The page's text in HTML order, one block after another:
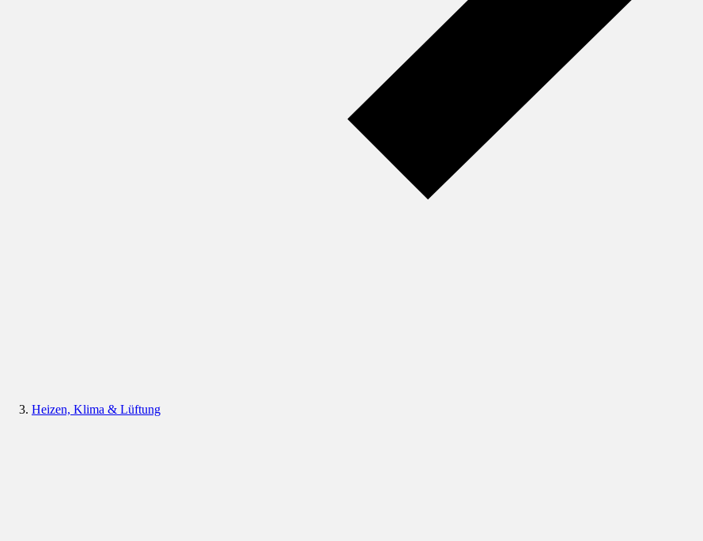
Heizen, Klima & Lüftung